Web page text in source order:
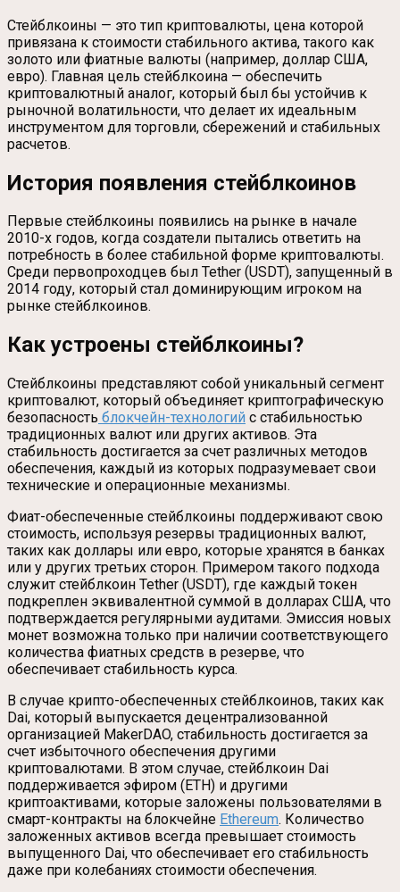
Стейблкоины — это тип криптовалюты, цена которой
привязана к стоимости стабильного актива, такого как
золото или фиатные валюты (например, доллар США,
евро). Главная цель стейблкоина — обеспечить
криптовалютный аналог, который был бы устойчив к
рыночной волатильности, что делает их идеальным
инструментом для торговли, сбережений и стабильных
расчетов.
История появления стейблкоинов
Первые стейблкоины появились на рынке в начале
2010-х годов, когда создатели пытались ответить на
потребность в более стабильной форме криптовалюты.
Среди первопроходцев был Tether (USDT), запущенный в
2014 году, который стал доминирующим игроком на
рынке стейблкоинов.
Как устроены стейблкоины?
Стейблкоины представляют собой уникальный сегмент
криптовалют, который объединяет криптографическую
безопасность блокчейн-технологий с стабильностью
традиционных валют или других активов. Эта
стабильность достигается за счет различных методов
обеспечения, каждый из которых подразумевает свои
технические и операционные механизмы.
Фиат-обеспеченные стейблкоины поддерживают свою
стоимость, используя резервы традиционных валют,
таких как доллары или евро, которые хранятся в банках
или у других третьих сторон. Примером такого подхода
служит стейблкоин Tether (USDT), где каждый токен
подкреплен эквивалентной суммой в долларах США, что
подтверждается регулярными аудитами. Эмиссия новых
монет возможна только при наличии соответствующего
количества фиатных средств в резерве, что
обеспечивает стабильность курса.
В случае крипто-обеспеченных стейблкоинов, таких как
Dai, который выпускается децентрализованной
организацией MakerDAO, стабильность достигается за
счет избыточного обеспечения другими
криптовалютами. В этом случае, стейблкоин Dai
поддерживается эфиром (ETH) и другими
криптоактивами, которые заложены пользователями в
смарт-контракты на блокчейне Ethereum. Количество
заложенных активов всегда превышает стоимость
выпущенного Dai, что обеспечивает его стабильность
даже при колебаниях стоимости обеспечения.